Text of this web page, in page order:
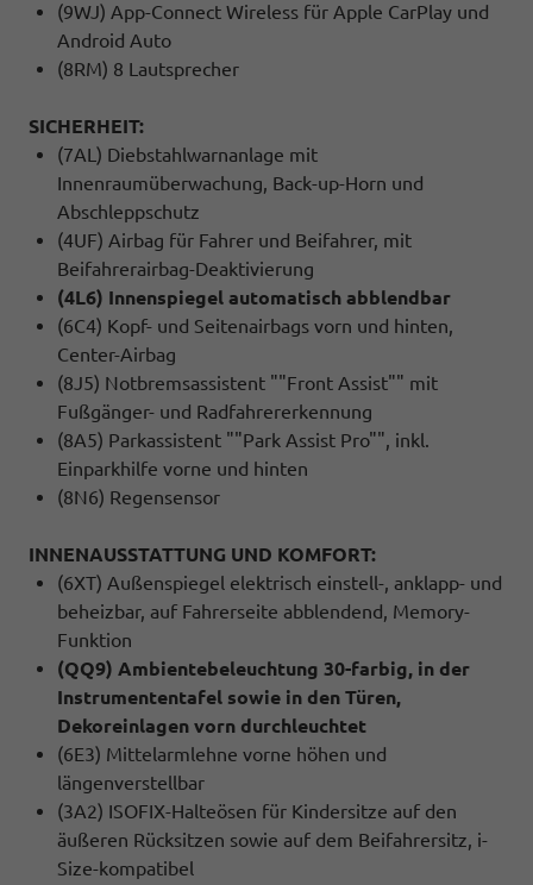
(9WJ) App-Connect Wireless für Apple CarPlay und
Android Auto
(8RM) 8 Lautsprecher
SICHERHEIT:
(7AL) Diebstahlwarnanlage mit
Innenraumüberwachung, Back-up-Horn und
Abschleppschutz
(4UF) Airbag für Fahrer und Beifahrer, mit
Beifahrerairbag-Deaktivierung
(4L6) Innenspiegel automatisch abblendbar
(6C4) Kopf- und Seitenairbags vorn und hinten,
Center-Airbag
(8J5) Notbremsassistent ""Front Assist"" mit
Fußgänger- und Radfahrererkennung
(8A5) Parkassistent ""Park Assist Pro"", inkl.
Einparkhilfe vorne und hinten
(8N6) Regensensor
INNENAUSSTATTUNG UND KOMFORT:
(6XT) Außenspiegel elektrisch einstell-, anklapp- und
beheizbar, auf Fahrerseite abblendend, Memory-
Funktion
(QQ9) Ambientebeleuchtung 30-farbig, in der
Instrumententafel sowie in den Türen,
Dekoreinlagen vorn durchleuchtet
(6E3) Mittelarmlehne vorne höhen und
längenverstellbar
(3A2) ISOFIX-Halteösen für Kindersitze auf den
äußeren Rücksitzen sowie auf dem Beifahrersitz, i-
Size-kompatibel